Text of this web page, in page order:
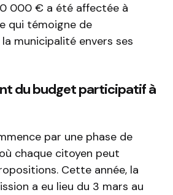
000 € a été affectée à
qui témoigne de
municipalité envers ses
du budget participatif à
par une phase de
chaque citoyen peut
Cette année, la
a eu lieu du 3 mars au